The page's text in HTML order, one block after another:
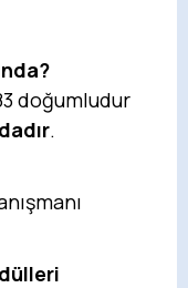
doğumludur
.